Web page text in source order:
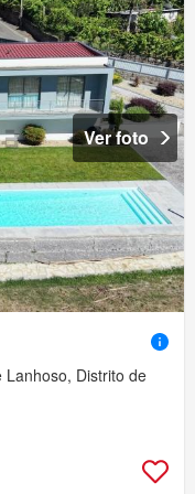
Ver foto
Distrito de